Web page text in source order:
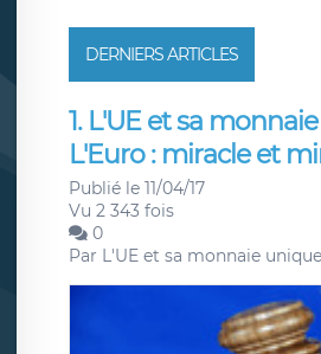
DERNIERS ARTICLES
1. L'UE et sa
L'Euro : miracle et
Publié le 11/04/17
Vu 2 343 fois
0
Par L'UE et sa monnaie unique